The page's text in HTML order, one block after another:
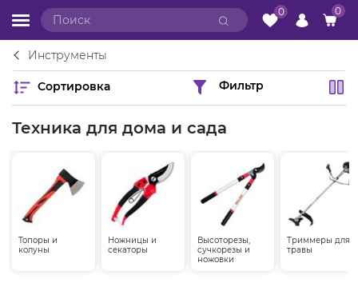
0 0
Инструменты
Сортировка Фильтр
Техника для дома и сада
Топоры и
колуны
Ножницы и
секаторы
Высоторезы,
сучкорезы и
ножовки
Триммеры для
травы